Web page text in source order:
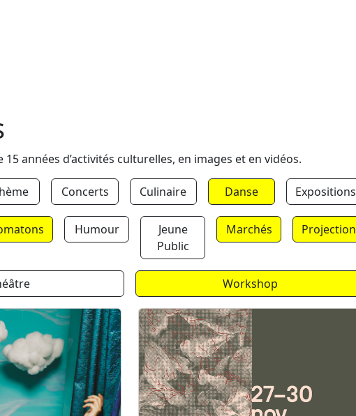
15 années d’activités culturelles, en images et en vidéos.
Concerts Culinaire Danse Expositions
Humour
Jeune
Public
Marchés Projection
Workshop